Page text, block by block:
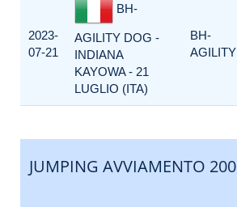
2023-
07-21
BH-
AGILITY DOG -
INDIANA
KAYOWA - 21
LUGLIO (ITA)
BH-
AGILITY
JUMPING AVVIAMENTO 200